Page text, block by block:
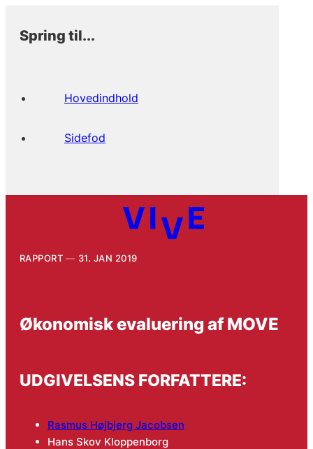
Spring til...
Hovedindhold
Sidefod
RAPPORT 31. JAN 2019
Økonomisk evaluering af MOVE
UDGIVELSENS FORFATTERE:
Rasmus Højbjerg Jacobsen
Hans Skov Kloppenborg